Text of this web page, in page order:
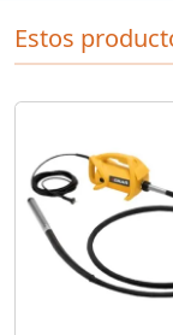
Estos